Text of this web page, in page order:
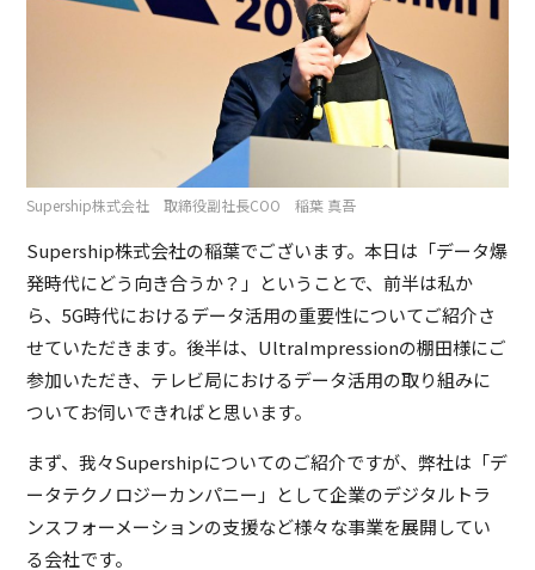
Supership株式会社 取締役副社長COO 稲葉 真吾
Supership株式会社の稲葉でございます。本日は「データ爆
発時代にどう向き合うか？」ということで、前半は私か
ら、5G時代におけるデータ活用の重要性についてご紹介さ
せていただきます。後半は、UltraImpressionの棚田様にご
参加いただき、テレビ局におけるデータ活用の取り組みに
ついてお伺いできればと思います。
まず、我々Supershipについてのご紹介ですが、弊社は「デ
ータテクノロジーカンパニー」として企業のデジタルトラ
ンスフォーメーションの支援など様々な事業を展開してい
る会社です。